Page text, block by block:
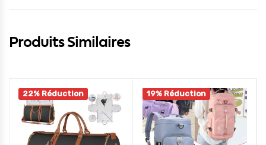
Produits Similaires
22% Réduction 19% Réduction